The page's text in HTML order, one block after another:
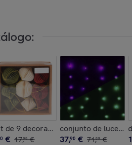
navideños con luces led
de 9 decoraciones para árbol de
€ 17,99 €
conjunto de luces
37,90 € 71,99 €